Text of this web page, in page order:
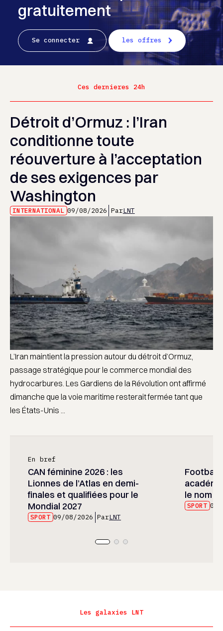
gratuitement
Se connecter les offres
Ces dernieres 24h
Détroit d’Ormuz : l’Iran
conditionne toute
réouverture à l’acceptation
de ses exigences par
Washington
INTERNATIONAL 09/08/2026 ParLNT
L’Iran maintient la pression autour du détroit d’Ormuz,
passage stratégique pour le commerce mondial des
hydrocarbures. Les Gardiens de la Révolution ont affirmé
dimanche que la voie maritime resterait fermée tant que
les États-Unis ...
En bref
CAN féminine 2026 : les
Lionnes de l’Atlas en demi-
finales et qualifiées pour le
Mondial 2027
SPORT 09/08/2026 ParLNT
Football
le nom
SPORT 09/
Les galaxies LNT